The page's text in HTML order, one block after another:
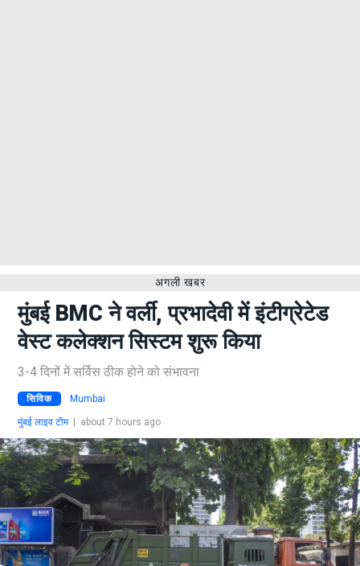
अगली खबर
मुंबई BMC ने वर्ली, प्रभादेवी में इंटीग्रेटेड
वेस्ट कलेक्शन सिस्टम शुरू किया
3-4 दिनों में सर्विस ठीक होने को संभावना
सिविक Mumbai
मुंबई लाइव टीम| about 7 hours ago